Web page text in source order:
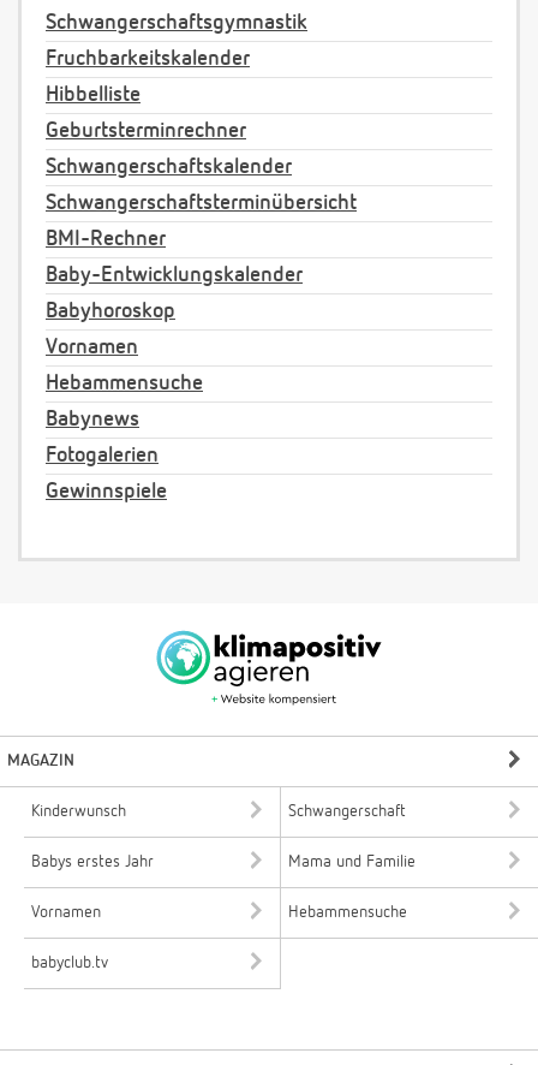
Schwangerschaftsgymnastik
Fruchbarkeitskalender
Hibbelliste
Geburtsterminrechner
Schwangerschaftskalender
Schwangerschaftsterminübersicht
BMI-Rechner
Baby-Entwicklungskalender
Babyhoroskop
Vornamen
Hebammensuche
Babynews
Fotogalerien
Gewinnspiele
MAGAZIN
Kinderwunsch Schwangerschaft
Babys erstes Jahr Mama und Familie
Vornamen Hebammensuche
babyclub.tv